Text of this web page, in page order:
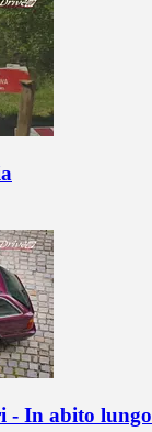
- In abito lungo